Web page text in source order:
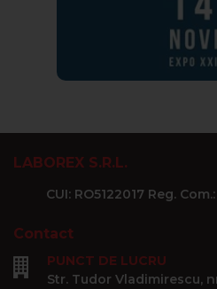
LABOREX S.R.L.
CUI: RO5122017 Reg.
Contact
PUNCT DE LUCRU
Str. Tudor Vladimirescu,